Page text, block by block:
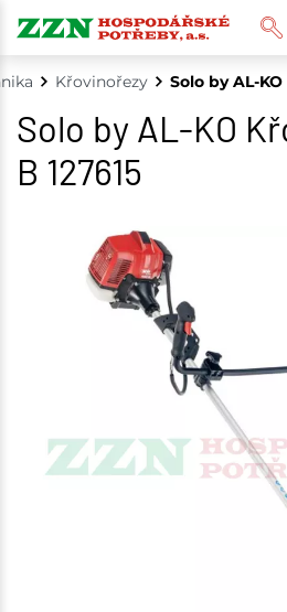
Křovinořezy Solo by AL-KO
Solo by AL-KO
B 127615